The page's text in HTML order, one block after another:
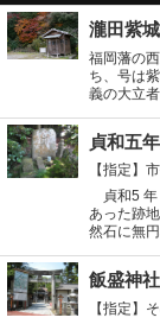
瀧田紫
福岡藩の
ち、号は
義の大立
貞和五
【指定】
貞和5 年
あった跡
然石に無
飯盛神社
【指定】